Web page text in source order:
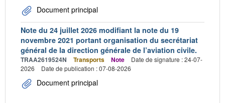
Document principal
Note du 24 juillet 2026 modifiant la note du 19
novembre 2021 portant organisation du secrétariat
général de la direction générale de l’aviation civile.
TRAA2619524N Transports Note
Date de signature : 24-07-
2026
Date de publication : 07-08-2026
Document principal